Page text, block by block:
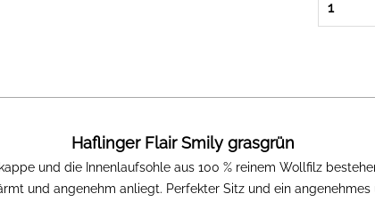
Haflinger Flair Smily grasgrün
und die Innenlaufsohle aus 100 % reinem Wollfilz
und angenehm anliegt. Perfekter Sitz und ein